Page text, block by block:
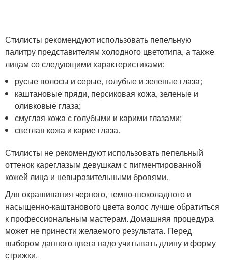
Стилисты рекомендуют использовать пепельную
палитру представителям холодного цветотипа, а также
лицам со следующими характеристиками:
русые волосы и серые, голубые и зеленые глаза;
каштановые пряди, персиковая кожа, зеленые и
оливковые глаза;
смуглая кожа с голубыми и карими глазами;
светлая кожа и карие глаза.
Стилисты не рекомендуют использовать пепельный
оттенок кареглазым девушкам с пигментированной
кожей лица и невыразительными бровями.
Для окрашивания черного, темно-шоколадного и
насыщенно-каштанового цвета волос лучше обратиться
к профессиональным мастерам. Домашняя процедура
может не принести желаемого результата. Перед
выбором данного цвета надо учитывать длину и форму
стрижки.